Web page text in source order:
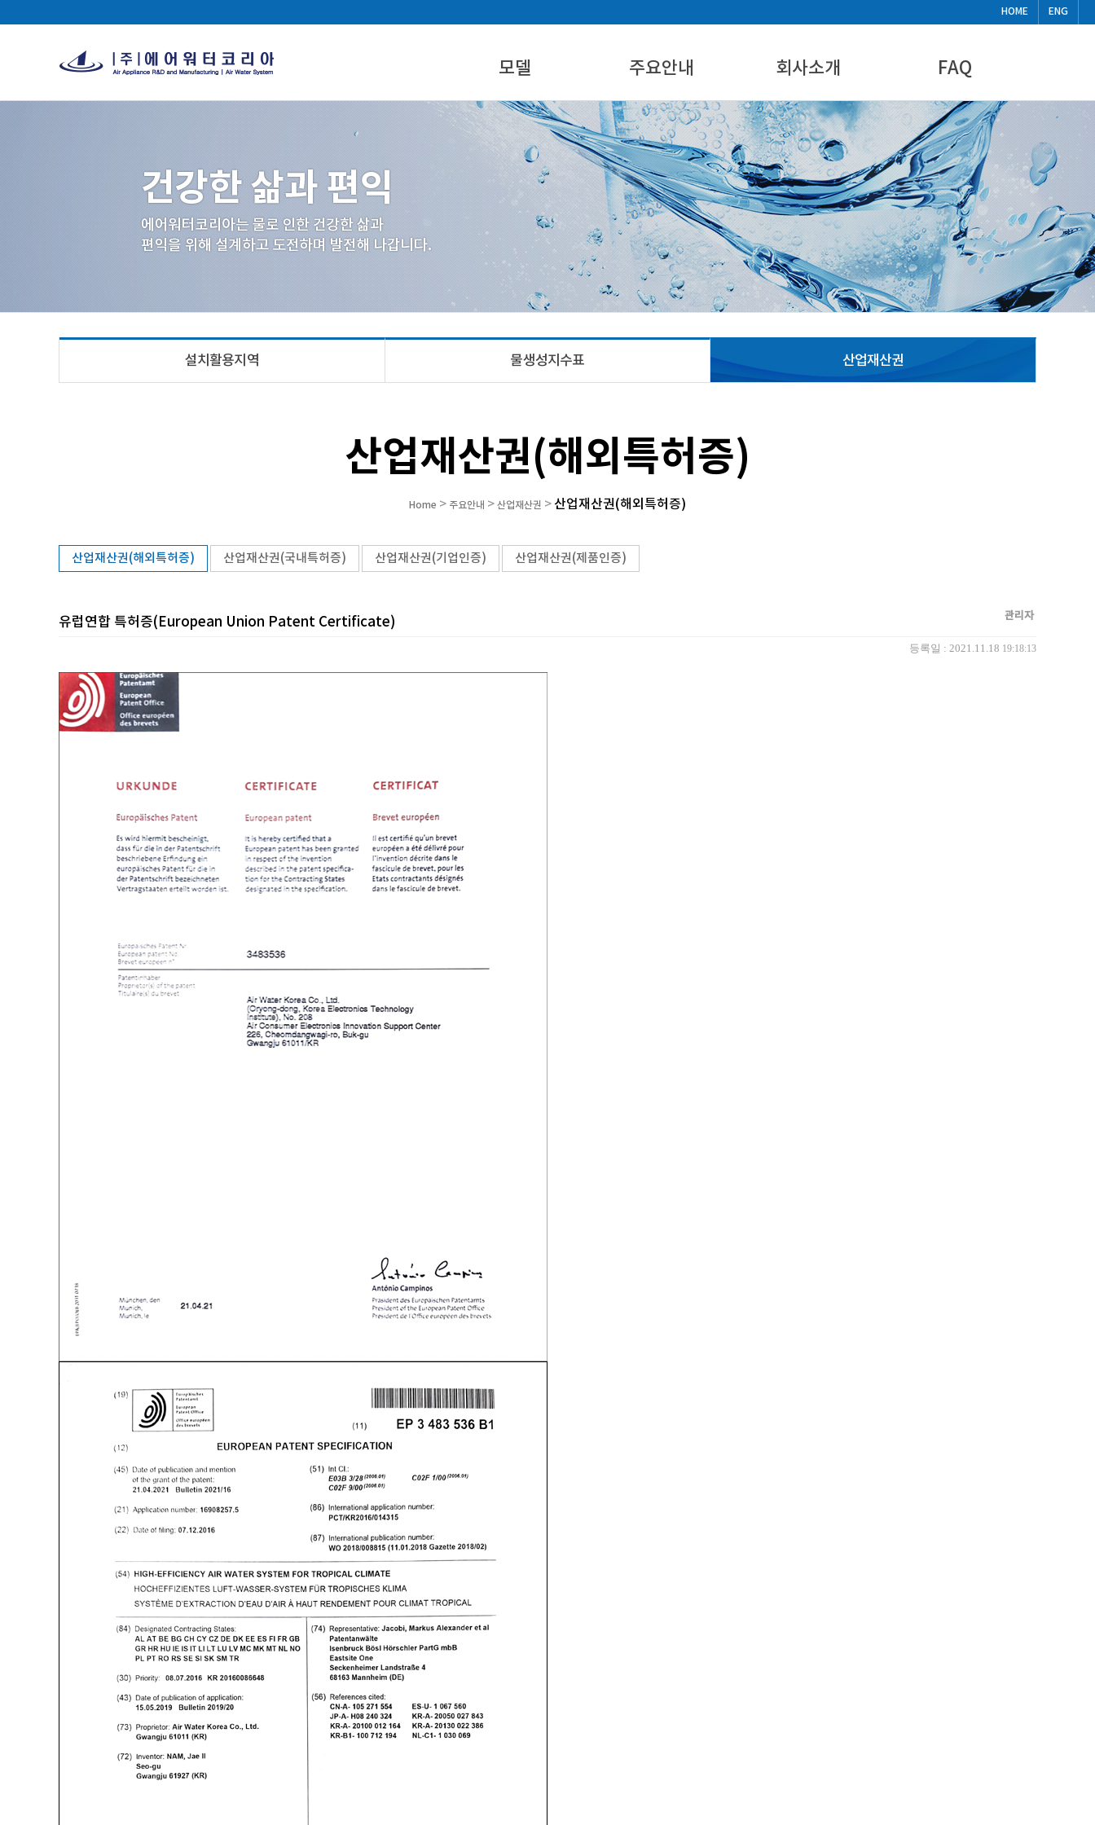
HOME ENG
모델
에어워터 제품
에어워터 시스템 개요
제품규격별 제원
주요안내
설치활용지역
물생성지수표
산업재산권
회사소개
CEO인사말
기업현황
찾아오시는길
FAQ
FAQ
비디오
뉴스&공지사항
설치활용지역 물생성지수표 산업재산권
산업재산권(해외특허증)
Home > 주요안내 > 산업재산권 > 산업재산권(해외특허증)
산업재산권(해외특허증) 산업재산권(국내특허증) 산업재산권(기업인증) 산업재산권(제품인증)
유럽연합 특허증(European Union Patent Certificate) 관리자
등록일 : 2021.11.18 19:18:13